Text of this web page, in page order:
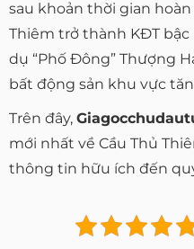
sau khoản thời gian
Thiêm trở thành KĐT
dụ “Phố Đông” Thượng
bất động sản khu vực
Trên đây,
mới nhất về Cầu Thủ
thông tin hữu ích đến